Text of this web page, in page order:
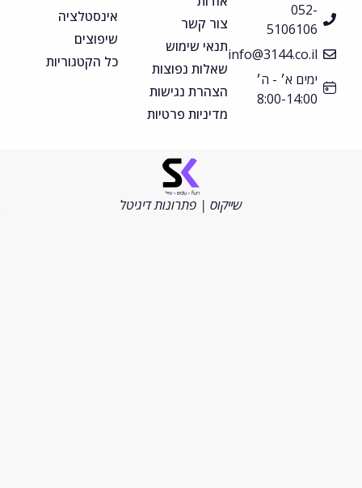
052-
5106106
info@3144.co.il
ימים א׳ - ה׳
8:00-14:00
צור קשר
תנאי שימוש
שאלות נפוצות
הצהרת נגישות
מדיניות פרטיות
אינסטלציה
שיפוצים
כל הקטגוריות
שייקוס | פתרונות דיגיטל
שמורות